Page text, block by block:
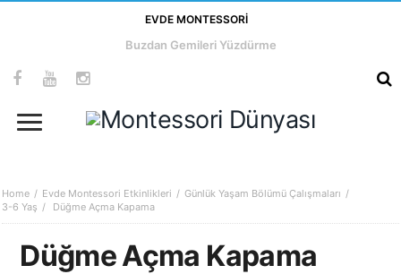
EVDE MONTESSORI
Buzdan Gemileri Yüzdürme
Home Evde Montessori Etkinlikleri
Günlük Yaşam Bölümü Çalışmaları
3-6 Yaş
Düğme Açma Kapama
Düğme Açma Kapama